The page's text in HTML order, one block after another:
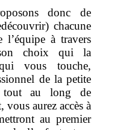
donc de
chacune
l’équipe à travers
choix qui la
vous touche,
de la petite
au long de
vous aurez accès à
au premier